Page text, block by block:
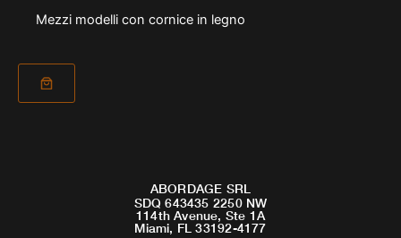
Mezzi modelli con cornice in legno
ABORDAGE SRL
SDQ 643435 2250 NW
114th Avenue, Ste 1A
Miami, FL 33192-4177